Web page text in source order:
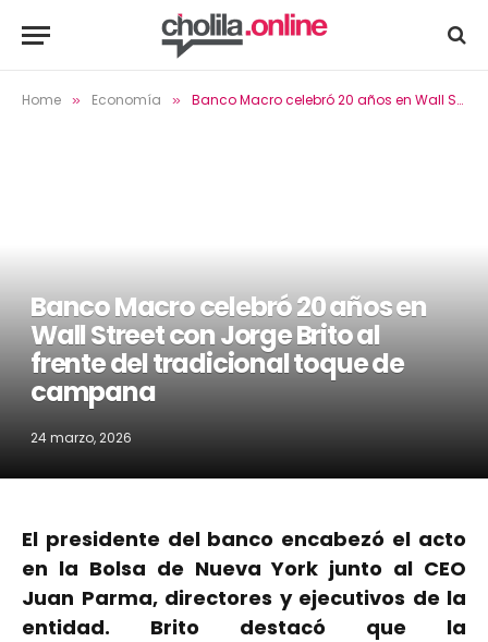
Home » Economía » Banco Macro celebró 20 años en Wall Street con Jorge Brito al frente del tradicional toque de campana
Banco Macro celebró 20 años en
Wall Street con Jorge Brito al
frente del tradicional toque de
campana
24 marzo, 2026
El presidente del banco encabezó el acto
en la Bolsa de Nueva York junto al CEO
Juan Parma, directores y ejecutivos de la
entidad. Brito destacó que la